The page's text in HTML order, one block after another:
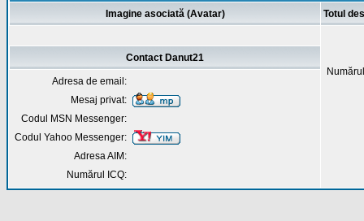
Imagine asociată (Avatar) Totul
Contact Danut21
Adresa de email:
Mesaj privat:
Codul MSN Messenger:
Codul Yahoo Messenger:
Adresa AIM:
Numărul ICQ: